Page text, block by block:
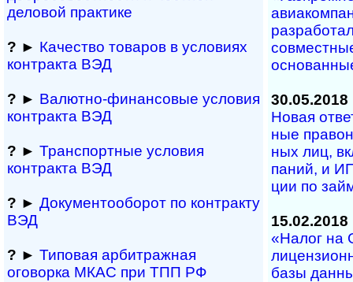
деловой практике
? ► Качество товаров в условиях
контракта ВЭД
? ► Валютно-финансовые условия
контракта ВЭД
? ► Транспортные условия
контракта ВЭД
? ► Документооборот по контракту
ВЭД
? ► Типовая арбитражная
оговорка МКАС при ТПП РФ
30.05.2018
Новая
ные
ных лиц,
па­ний, и
ции по
15.02.2018
«Налог на
базы